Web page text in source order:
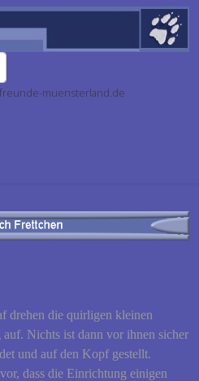
muensterland.de
drehen die quirligen kleinen
Nichts ist dann vor ihnen sicher
und auf den Kopf gestellt.
dass die Einrichtung einigen